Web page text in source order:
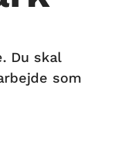
Du skal
som